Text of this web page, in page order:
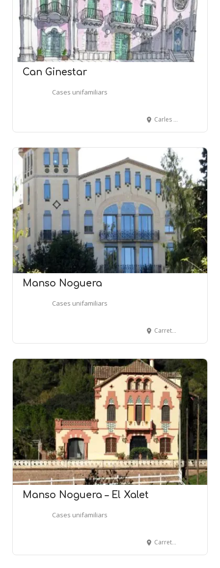
Can Ginestar
Cases unifamiliars
Carles Mercader, 17 - SANT JUST DESVERN
Manso Noguera
Cases unifamiliars
Carretera de Manresa a Rajadell - RAJADELL-MONISTROLET
Manso Noguera – El Xalet
Cases unifamiliars
Carretera de Manresa a Rajadell - RAJADELL-MONISTROLET